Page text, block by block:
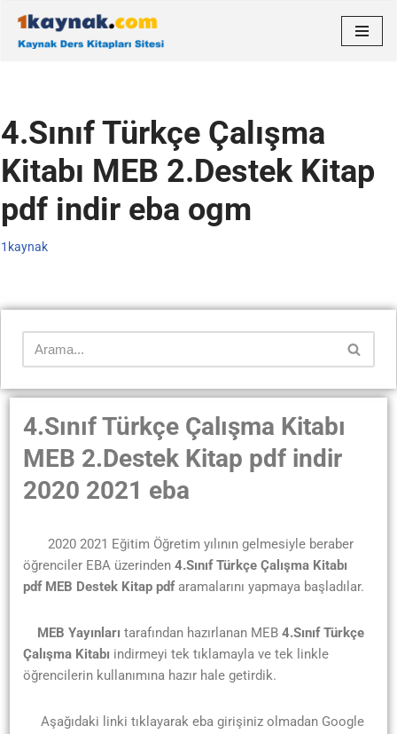
İçeriğe
4.Sınıf Türkçe Çalışma
Kitabı MEB 2.Destek Kitap
pdf indir eba ogm
1kaynak
4.Sınıf Türkçe Çalışma Kitabı
MEB 2.Destek Kitap pdf indir
2020 2021 eba
2020 2021 Eğitim Öğretim yılının gelmesiyle beraber
öğrenciler EBA üzerinden 4.Sınıf Türkçe Çalışma Kitabı
pdfMEB Destek Kitap pdf aramalarını yapmaya başladılar.
MEB Yayınları tarafından hazırlanan MEB 4.Sınıf Türkçe
Çalışma Kitabı indirmeyi tek tıklamayla ve tek linkle
öğrencilerin kullanımına hazır hale getirdik.
Aşağıdaki linki tıklayarak eba girişiniz olmadan Google